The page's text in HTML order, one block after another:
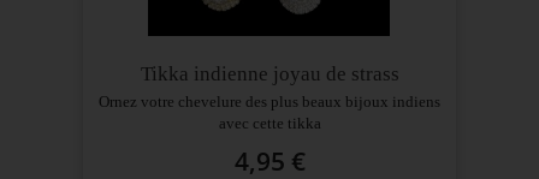
Tikka indienne joyau de strass
Ornez votre chevelure des plus beaux bijoux indiens
avec cette tikka
4,95 €